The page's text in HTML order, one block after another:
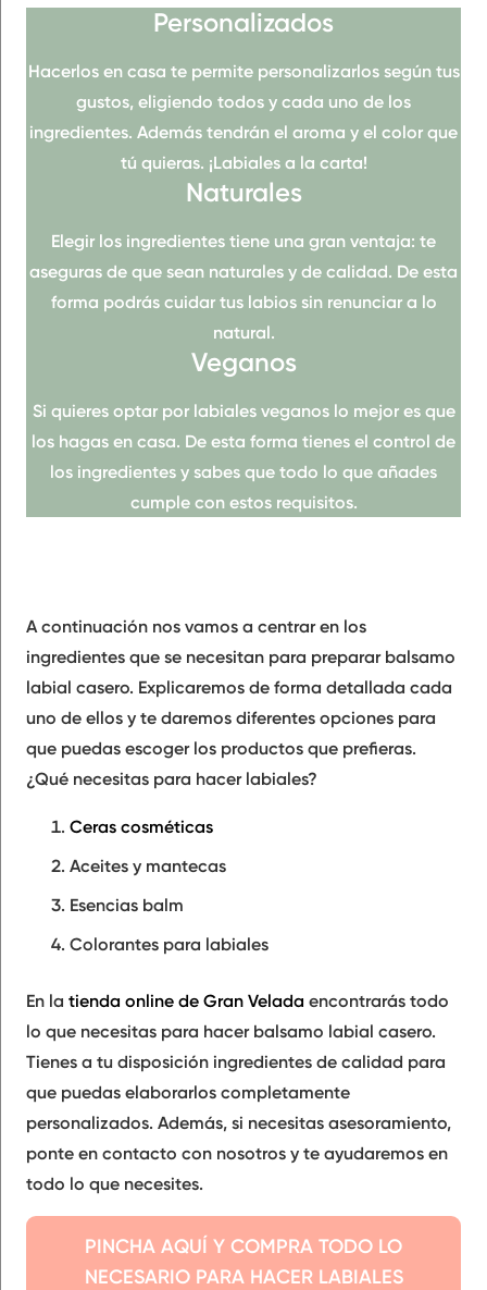
Personalizados
Hacerlos en casa te permite personalizarlos según tus
gustos, eligiendo todos y cada uno de los
ingredientes. Además tendrán el aroma y el color que
tú quieras. ¡Labiales a la carta!
Naturales
Elegir los ingredientes tiene una gran ventaja: te
aseguras de que sean naturales y de calidad. De esta
forma podrás cuidar tus labios sin renunciar a lo
natural.
Veganos
Si quieres optar por labiales veganos lo mejor es que
los hagas en casa. De esta forma tienes el control de
los ingredientes y sabes que todo lo que añades
cumple con estos requisitos.
A continuación nos vamos a centrar en los
ingredientes que se necesitan para preparar balsamo
labial casero. Explicaremos de forma detallada cada
uno de ellos y te daremos diferentes opciones para
que puedas escoger los productos que prefieras.
¿Qué necesitas para hacer labiales?
Ceras cosméticas
Aceites y mantecas
Esencias balm
Colorantes para labiales
En la tienda online de Gran Velada encontrarás todo
lo que necesitas para hacer balsamo labial casero.
Tienes a tu disposición ingredientes de calidad para
que puedas elaborarlos completamente
personalizados. Además, si necesitas asesoramiento,
ponte en contacto con nosotros y te ayudaremos en
todo lo que necesites.
PINCHA AQUÍ Y COMPRA TODO LO
NECESARIO PARA HACER LABIALES